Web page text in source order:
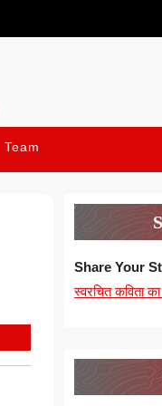
Team
Share Your
स्वरचित कविता